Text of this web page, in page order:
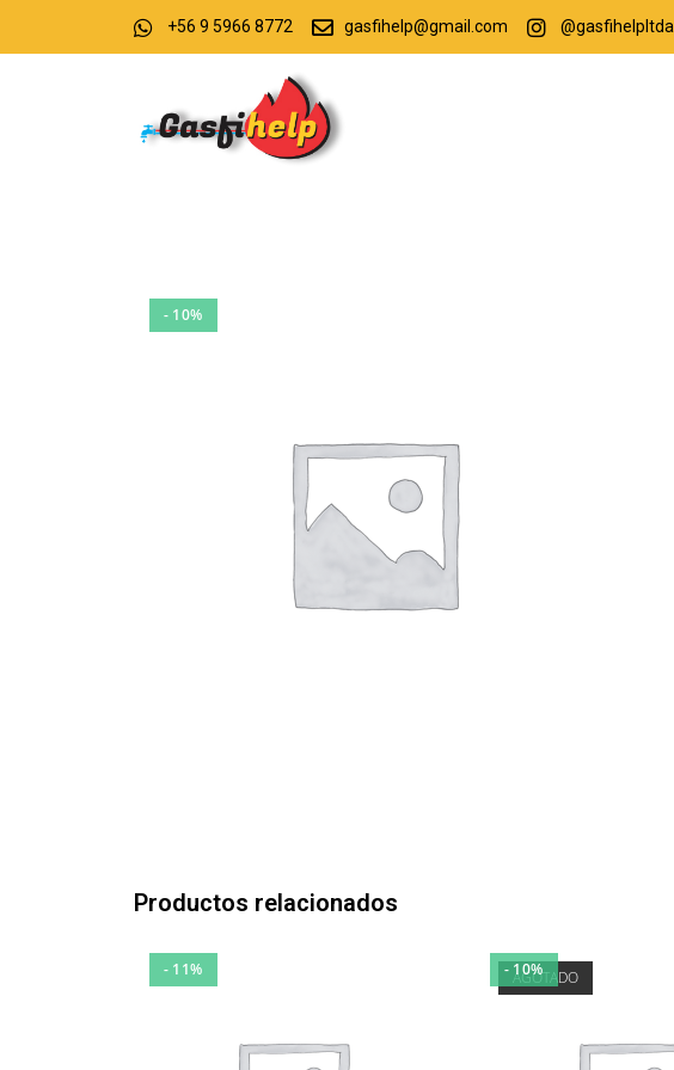
+56 9 5966 8772 gasfihelp@gmail.com @gasfihelpltda
- 10%
Productos relacionados
- 11% AGOTADO
- 10%